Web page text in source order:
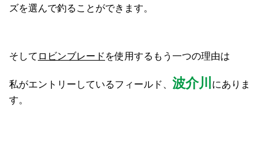
ズを選んで釣ることができます。
そして ロビンブレード を使用するもう一つの理由は
私がエントリーしているフィールド、 波介川 にありま
す。